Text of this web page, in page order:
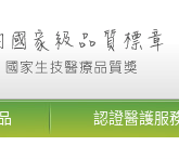
認證醫護服